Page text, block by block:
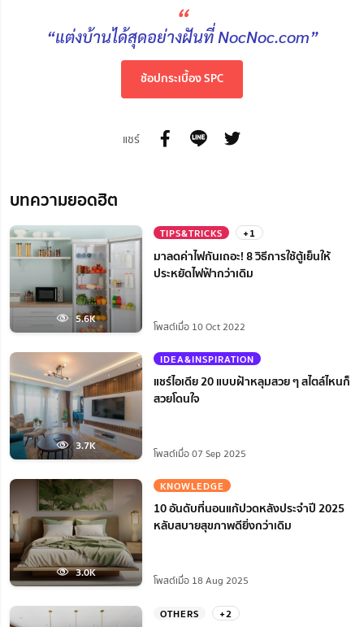
“
“แต่งบ้านได้สุดอย่างฝันที่ NocNoc.com”
ช้อปกระเบื้อง SPC
แชร์
บทความยอดฮิต
5.6K
TIPS&TRICKS +1
มาลดค่าไฟกันเถอะ! 8 วิธีการใช้ตู้เย็นให้
ประหยัดไฟฟ้ากว่าเดิม
โพสต์เมื่อ 10 Oct 2022
3.7K
IDEA&INSPIRATION
แชร์ไอเดีย 20 แบบฝ้าหลุมสวย ๆ สไตล์ไหนก็
สวยโดนใจ
โพสต์เมื่อ 07 Sep 2025
3.0K
KNOWLEDGE
10 อันดับที่นอนแก้ปวดหลังประจำปี 2025
หลับสบายสุขภาพดียิ่งกว่าเดิม
โพสต์เมื่อ 18 Aug 2025
OTHERS +2